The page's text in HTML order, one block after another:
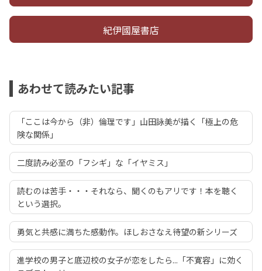
紀伊國屋書店
あわせて読みたい記事
「ここは今から（非）倫理です」山田詠美が描く「極上の危
険な関係」
二度読み必至の「フシギ」な「イヤミス」
読むのは苦手・・・それなら、聞くのもアリです！本を聴く
という選択。
勇気と共感に満ちた感動作。ほしおさなえ待望の新シリーズ
進学校の男子と底辺校の女子が恋をしたら...「不寛容」に効く